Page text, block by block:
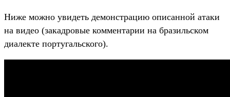
Ниже можно увидеть демонстрацию описанной атаки
на видео (закадровые комментарии на бразильском
диалекте португальского).